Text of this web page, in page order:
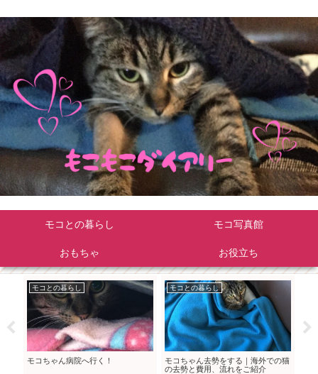
モコとの暮らし モコ写真館
おもちゃ お役立ち
モコとの暮らし
モコちゃん病院へ行く！
モコとの暮らし
モコちゃん去勢をする｜海外での猫
の去勢と費用、流れをご紹介